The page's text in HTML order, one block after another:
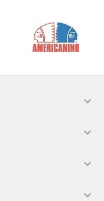



